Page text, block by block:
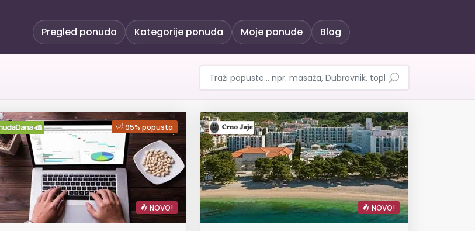
Pregled ponuda Kategorije ponuda Moje ponude Blog
95% popusta
NOVO! NOVO!